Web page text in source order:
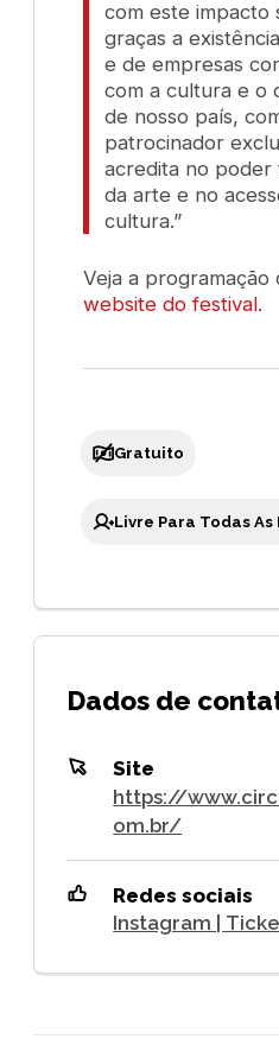
com este impacto
graças a
e de empresas
com a cultura e o
de nosso país,
patrocinador
acredita no poder
da arte e no
cultura.”
Veja a programação
website do festival.
Gratuito
Livre Para Todas As
Dados de
Site
https://
om.br/
Redes sociais
Instagram |